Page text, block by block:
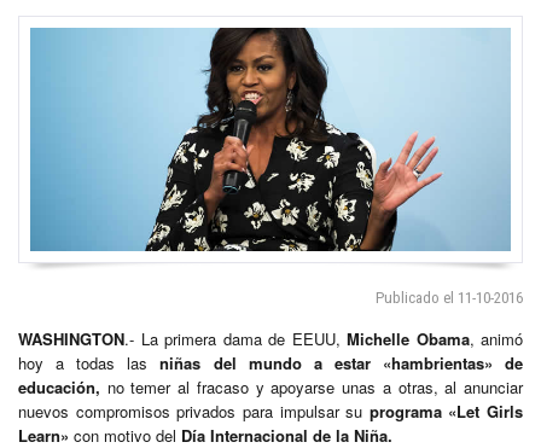
Publicado el 11-10-2016
WASHINGTON.- La primera dama de EEUU, Michelle Obama, animó
hoy a todas lasniñas del mundo a estar «hambrientas» de
educación, no temer al fracaso y apoyarse unas a otras, al anunciar
nuevos compromisos privados para impulsar su programa «Let Girls
Learn» con motivo del Día Internacional de la Niña.